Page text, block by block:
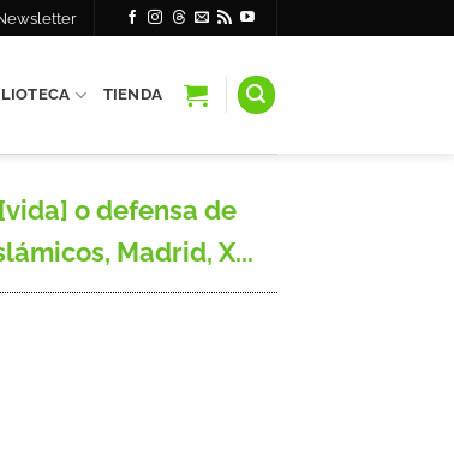
TIENDA
o defensa de
Madrid, X...